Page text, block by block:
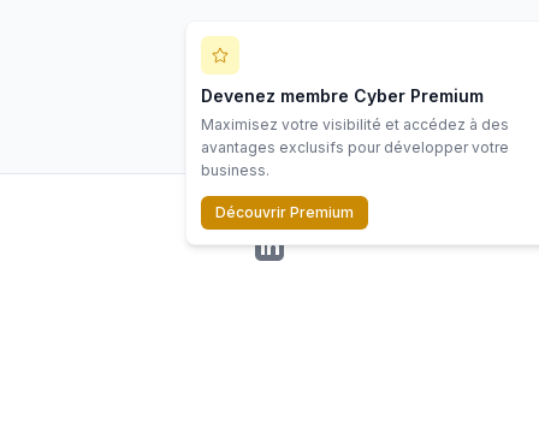
LinkedIn
Devenez membre Cyber Premium
Maximisez votre visibilité et accédez à des
avantages exclusifs pour développer votre
business.
Découvrir Premium